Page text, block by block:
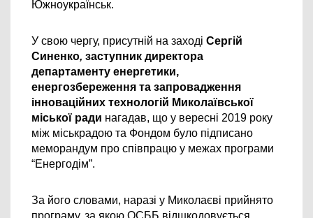
Южноукраїнськ.
У свою чергу, присутній на заході Сергій
Синенко, заступник директора
департаменту енергетики,
енергозбереження та запровадження
інноваційних технологій Миколаївської
міської ради нагадав, що у вересні 2019 року
між міськрадою та Фондом було підписано
меморандум про співпрацю у межах програми
“Енергодім”.
За його словами, наразі у Миколаєві прийнято
програму, за якою ОСББ відшкодовується